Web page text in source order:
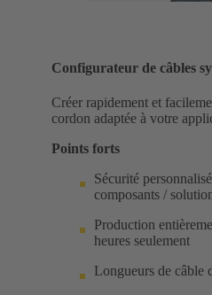
Configurateur de câbles
Créer rapidement et
cordon adaptée à votre
Points forts
Sécurité
composants /
Production
heures seulement
Longueurs de câble